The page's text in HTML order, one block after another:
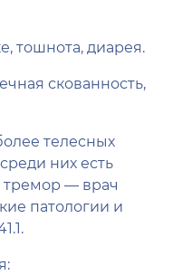
тошнота, диарея.
скованность,
телесных
них есть
тремор — врач
патологии и